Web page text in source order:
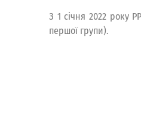
З 1 січня 2022 року
першої групи).